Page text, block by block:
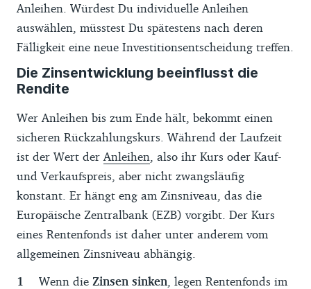
Anleihen. Würdest Du individuelle Anleihen
auswählen, müsstest Du spätestens nach deren
Fälligkeit eine neue Investitionsentscheidung treffen.
Die Zinsentwicklung beeinflusst die
Rendite
Wer Anleihen bis zum Ende hält, bekommt einen
sicheren Rückzahlungskurs. Während der Laufzeit
ist der Wert der Anleihen , also ihr Kurs oder Kauf-
und Verkaufspreis, aber nicht zwangsläufig
konstant. Er hängt eng am Zinsniveau, das die
Europäische Zentralbank (EZB) vorgibt. Der Kurs
eines Rentenfonds ist daher unter anderem vom
allgemeinen Zinsniveau abhängig.
Wenn die Zinsen sinken , legen Rentenfonds im